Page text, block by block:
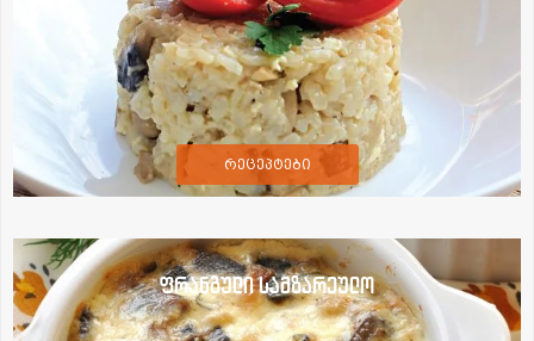
რეცეპტები
ფრანგული სამზარეულო